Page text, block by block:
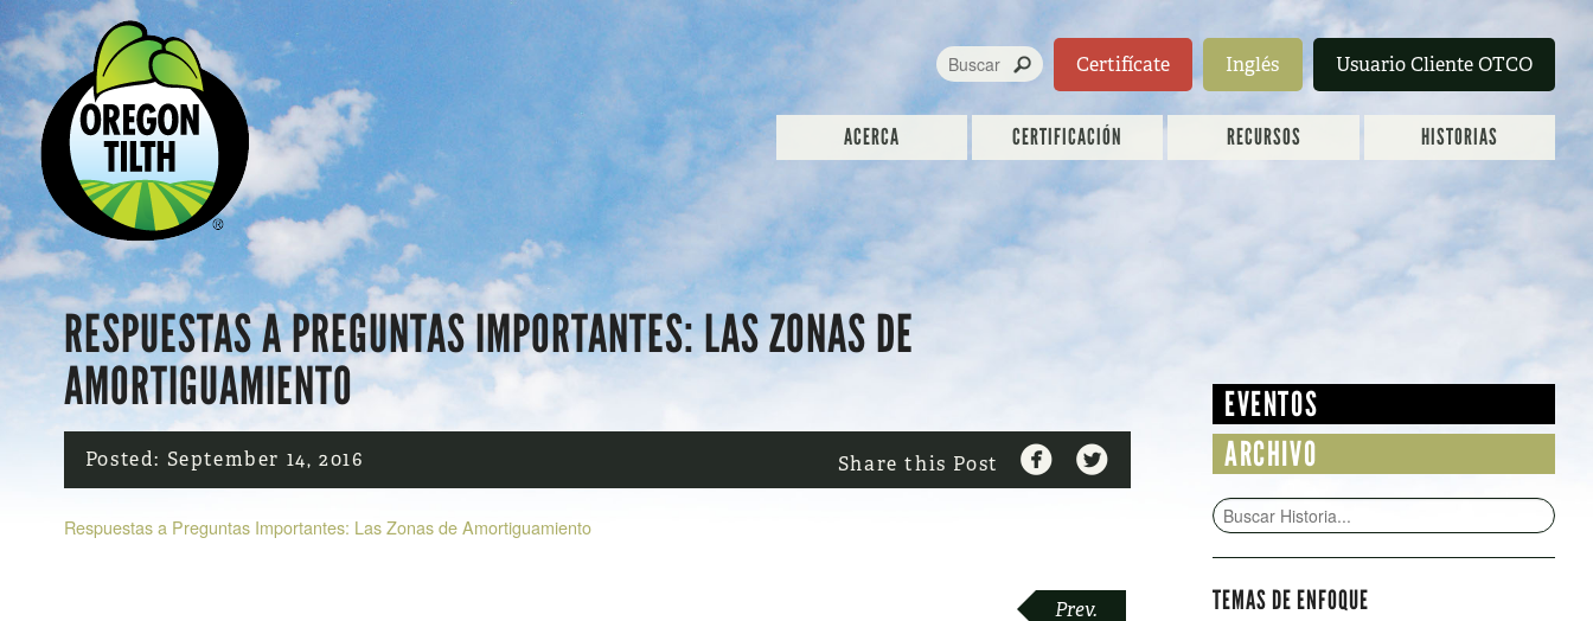
Certifícate Inglés Usuario Cliente OTCO
ACERCA CERTIFICACIÓN RECURSOS HISTORIAS
RESPUESTAS A PREGUNTAS IMPORTANTES: LAS ZONAS DE
AMORTIGUAMIENTO
Share this Post  
Posted: September 14, 2016
Respuestas a Preguntas Importantes: Las Zonas de Amortiguamiento
Prev.
EVENTOS
ARCHIVO
TEMAS DE ENFOQUE